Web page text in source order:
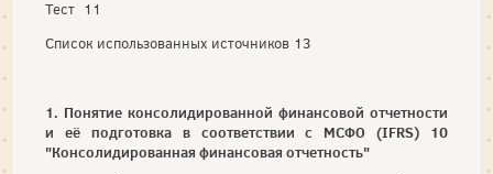
Тест 11
Список использованных источников 13
1. Понятие консолидированной финансовой отчетности
и её подготовка в соответствии с МСФО (IFRS) 10
"Консолидированная финансовая отчетность"